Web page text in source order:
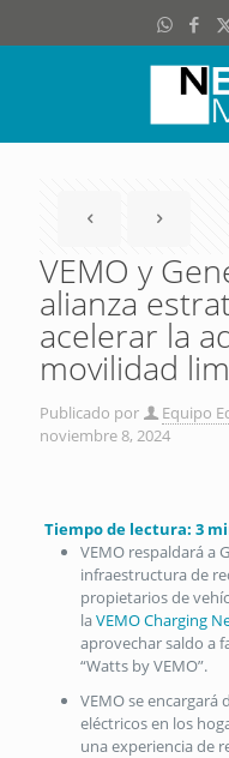
VEMO y
alianza
acelerar la
movilidad
Publicado por Equipo
noviembre 8, 2024
Tiempo de lectura: 3
VEMO respaldará a
infraestructura de
propietarios de
laVEMO Charging
aprovechar saldo a
“Watts by VEMO”.
VEMO se encargará
eléctricos en los
una experiencia de